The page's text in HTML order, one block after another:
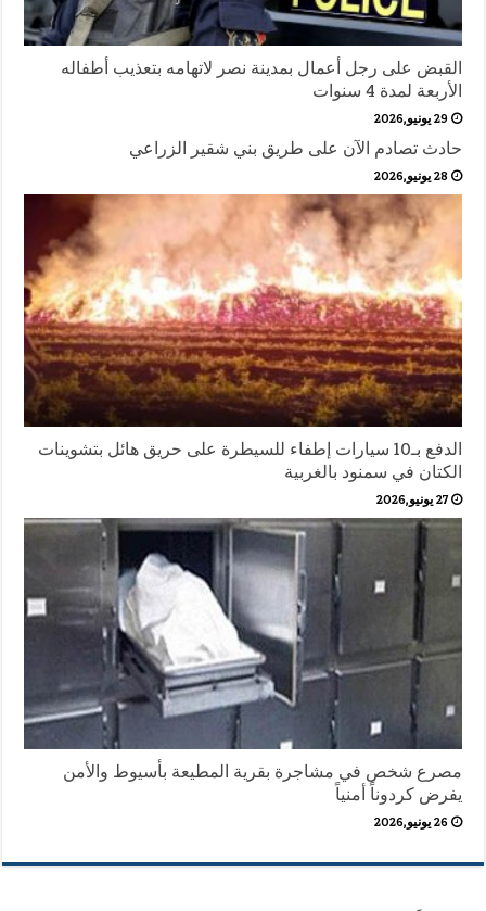
القبض على رجل أعمال بمدينة نصر لاتهامه بتعذيب أطفاله
الأربعة لمدة 4 سنوات
29 يونيو,2026
حادث تصادم الآن على طريق بني شقير الزراعي
28 يونيو,2026
الدفع بـ10 سيارات إطفاء للسيطرة على حريق هائل بتشوينات
الكتان في سمنود بالغربية
27 يونيو,2026
مصرع شخص في مشاجرة بقرية المطيعة بأسيوط والأمن
يفرض كردوناً أمنياً
26 يونيو,2026